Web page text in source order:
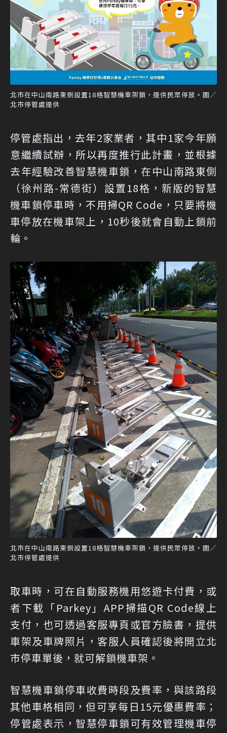
北市在中山南路東側設置18格智慧機車架鎖，提供民眾停放。圖／
北市停管處提供
停管處指出，去年2家業者，其中1家今年願
意繼續試辦，所以再度推行此計畫，並根據
去年經驗改善智慧機車鎖，在中山南路東側
（徐州路-常德街）設置18格，新版的智慧
機車鎖停車時，不用掃QR Code，只要將機
車停放在機車架上，10秒後就會自動上鎖前
輪。
北市在中山南路東側設置18格智慧機車架鎖，提供民眾停放。圖／
北市停管處提供
取車時，可在自動服務機用悠遊卡付費，或
者下載「Parkey」APP掃描QR Code線上
支付，也可透過客服專頁或官方臉書，提供
車架及車牌照片，客服人員確認後將開立北
市停車單後，就可解鎖機車架。
智慧機車鎖停車收費時段及費率，與該路段
其他車格相同，但可享每日15元優惠費率；
停管處表示，智慧停車鎖可有效管理機車停